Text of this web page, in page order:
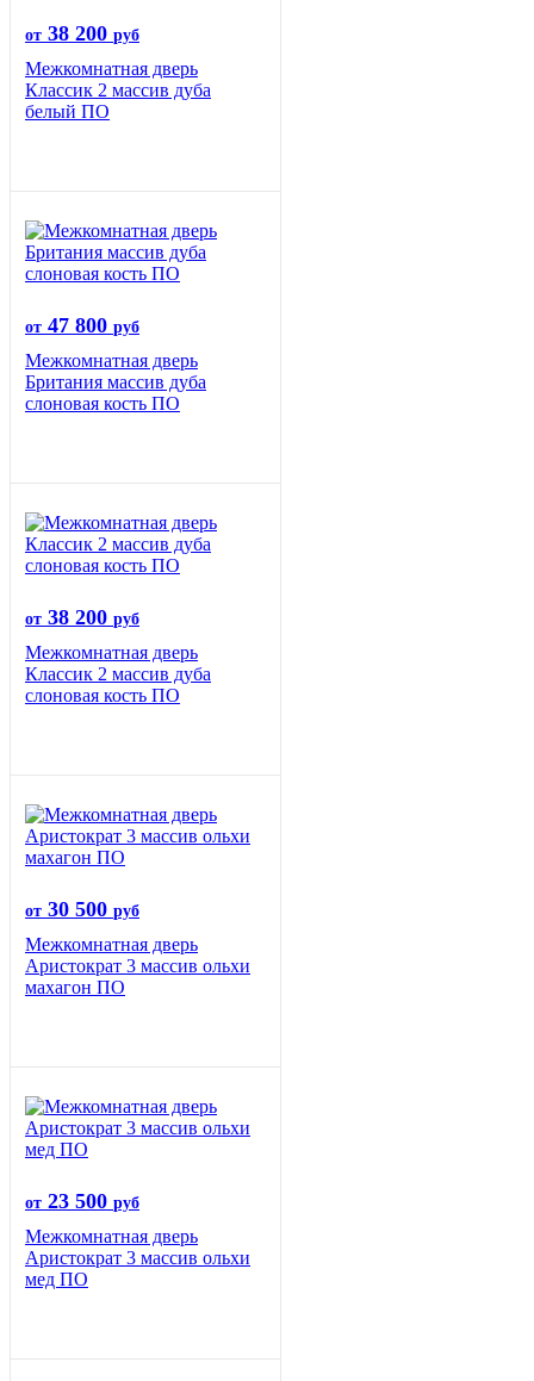
от 38 200 руб
Межкомнатная дверь
Классик 2 массив дуба
белый ПО
от 47 800 руб
Межкомнатная дверь
Британия массив дуба
слоновая кость ПО
от 38 200 руб
Межкомнатная дверь
Классик 2 массив дуба
слоновая кость ПО
от 30 500 руб
Межкомнатная дверь
Аристократ 3 массив ольхи
махагон ПО
от 23 500 руб
Межкомнатная дверь
Аристократ 3 массив ольхи
мед ПО